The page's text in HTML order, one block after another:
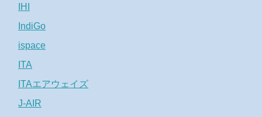
IHI
IndiGo
ispace
ITA
ITAエアウェイズ
J-AIR